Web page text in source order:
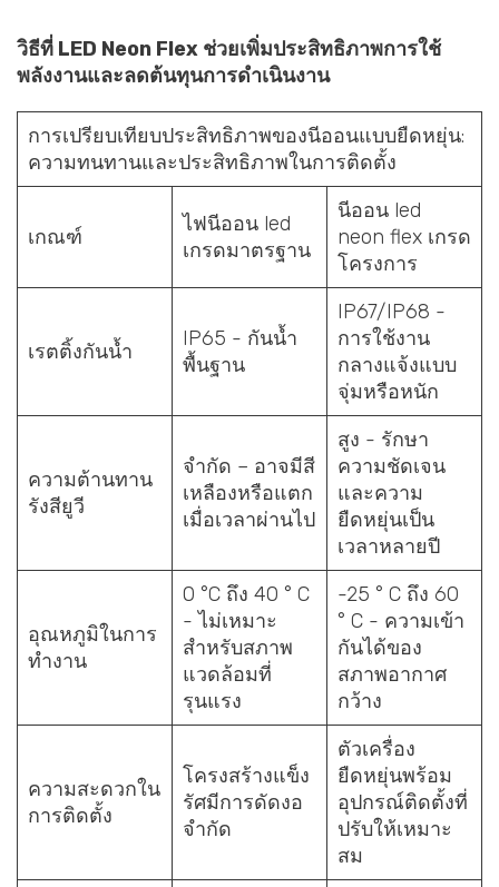
วิธีที่ LED Neon Flex ช่วยเพิ่มประสิทธิภาพการใช้
พลังงานและลดต้นทุนการดำเนินงาน
การเปรียบเทียบประสิทธิภาพของนีออนแบบยืดหยุ่น:
ความทนทานและประสิทธิภาพในการติดตั้ง
เกณฑ์
ไฟนีออน led
เกรดมาตรฐาน
นีออน led
neon flex เกรด
โครงการ
เรตติ้งกันน้ำ
IP65 - กันน้ำ
พื้นฐาน
IP67/IP68 -
การใช้งาน
กลางแจ้งแบบ
จุ่มหรือหนัก
ความต้านทาน
รังสียูวี
จำกัด – อาจมีสี
เหลืองหรือแตก
เมื่อเวลาผ่านไป
สูง - รักษา
ความชัดเจน
และความ
ยืดหยุ่นเป็น
เวลาหลายปี
อุณหภูมิในการ
ทำงาน
0 °C ถึง 40 ° C
- ไม่เหมาะ
สำหรับสภาพ
แวดล้อมที่
รุนแรง
-25 ° C ถึง 60
° C - ความเข้า
กันได้ของ
สภาพอากาศ
กว้าง
ความสะดวกใน
การติดตั้ง
โครงสร้างแข็ง
รัศมีการดัดงอ
จำกัด
ตัวเครื่อง
ยืดหยุ่นพร้อม
อุปกรณ์ติดตั้งที่
ปรับให้เหมาะ
สม